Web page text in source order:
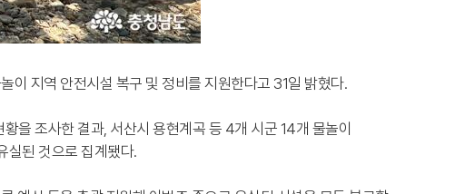
이 지역 안전시설 복구 및 정비를 지원한다고 31일 밝혔다.
을 조사한 결과, 서산시 용현계곡 등 4개 시군 14개 물놀이
실된 것으로 집계됐다.